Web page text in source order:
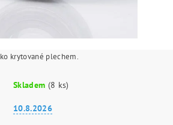
krytované plechem.
Skladem (8 ks)
10.8.2026